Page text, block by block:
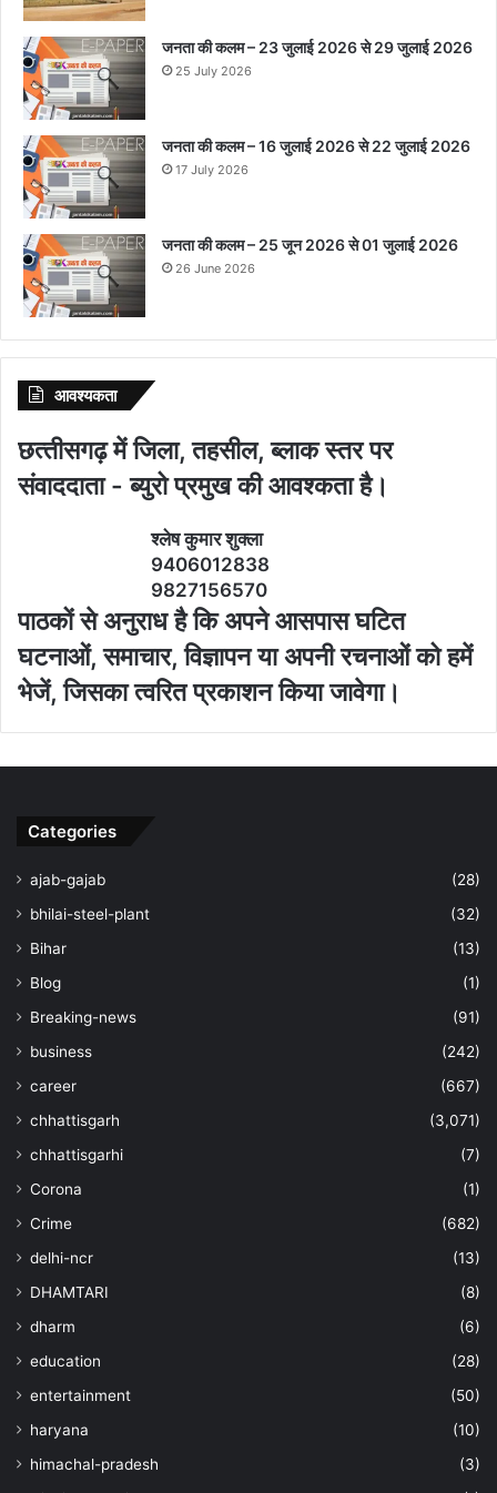
जनता की कलम – 23 जुलाई 2026 से 29 जुलाई 2026
25 July 2026
जनता की कलम – 16 जुलाई 2026 से 22 जुलाई 2026
17 July 2026
जनता की कलम – 25 जून 2026 से 01 जुलाई 2026
26 June 2026
आवश्‍यकता
छत्‍तीसगढ़ में जिला, तहसील, ब्‍लाक स्‍तर पर
संवाददाता - ब्‍युरो प्रमुख की आवश्‍कता है।
श्‍लेष कुमार शुक्‍ला
9406012838
9827156570
पाठकों से अनुराध है कि अपने आसपास घटित
घटनाओं, समाचार, विज्ञापन या अपनी रचनाओं को हमें
भेजें, जिसका त्‍वरित प्रकाशन किया जावेगा।
Categories
ajab-gajab
(28)
bhilai-steel-plant
(32)
Bihar
(13)
Blog
(1)
Breaking-news
(91)
business
(242)
career
(667)
chhattisgarh
(3,071)
chhattisgarhi
(7)
Corona
(1)
Crime
(682)
delhi-ncr
(13)
DHAMTARI
(8)
dharm
(6)
education
(28)
entertainment
(50)
haryana
(10)
himachal-pradesh
(3)